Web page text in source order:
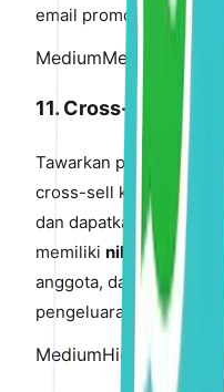
email promosi.
MediumMedium Impact
11. Cross-Sell
Tawarkan poin
cross-sell ke pesanan
dan dapatkan 120 poin
memiliki nilai seumur
anggota, dan insentif
pengeluaran dan lebih
MediumHigh Impact